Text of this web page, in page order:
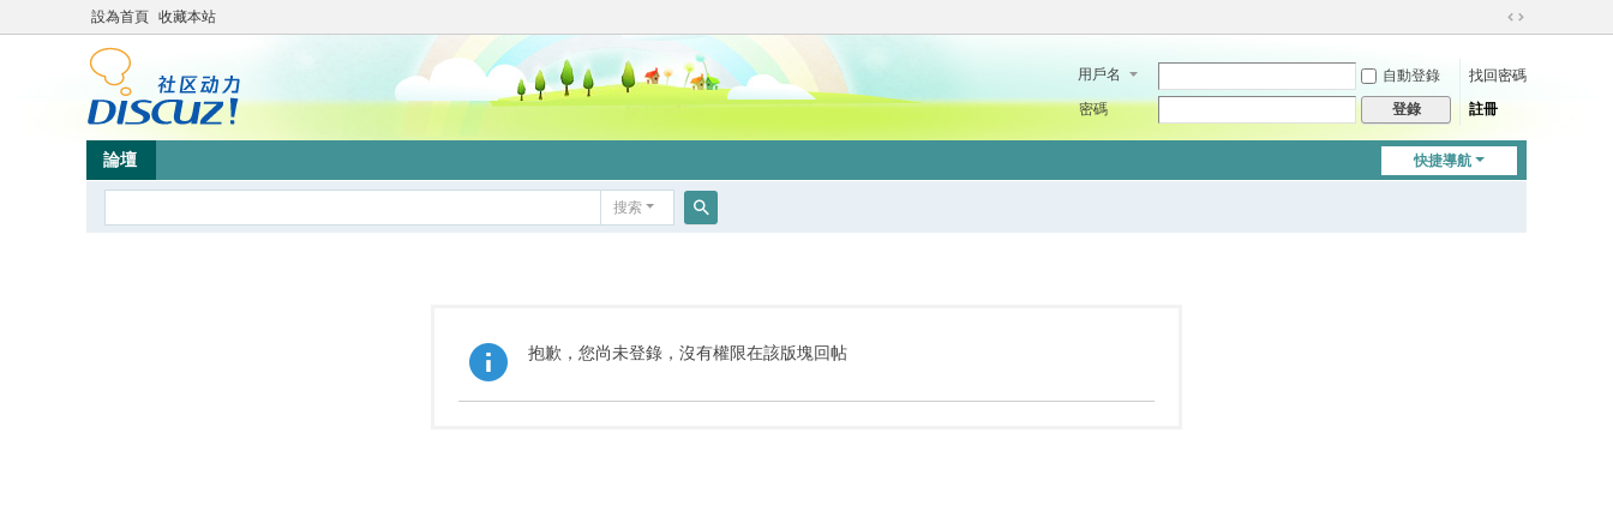
設為首頁 收藏本站
切
到
用戶名 自動登錄
找回密碼
密碼
登錄 註冊
快捷導航
論壇
搜索
抱歉，您尚未登錄，沒有權限在該版塊回帖